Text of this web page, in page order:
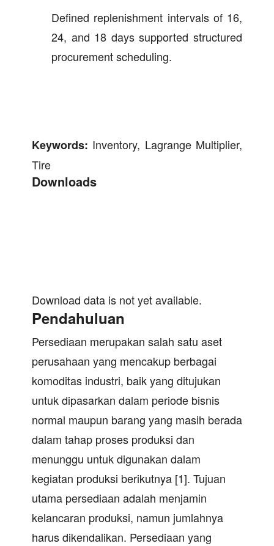
Defined replenishment intervals of 16,
24, and 18 days supported structured
procurement scheduling.
Keywords: Inventory, Lagrange Multiplier,
Tire
Downloads
Download data is not yet available.
Pendahuluan
Persediaan merupakan salah satu aset
perusahaan yang mencakup berbagai
komoditas industri, baik yang ditujukan
untuk dipasarkan dalam periode bisnis
normal maupun barang yang masih berada
dalam tahap proses produksi dan
menunggu untuk digunakan dalam
kegiatan produksi berikutnya [1]. Tujuan
utama persediaan adalah menjamin
kelancaran produksi, namun jumlahnya
harus dikendalikan. Persediaan yang